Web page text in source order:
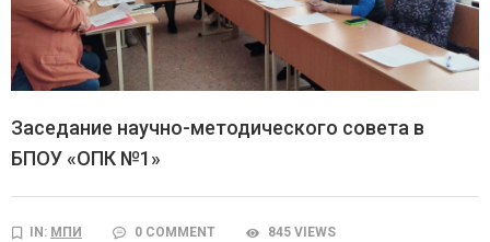
Заседание научно-методического совета в
БПОУ «ОПК №1»
IN: МПИ 0 COMMENT 845 VIEWS